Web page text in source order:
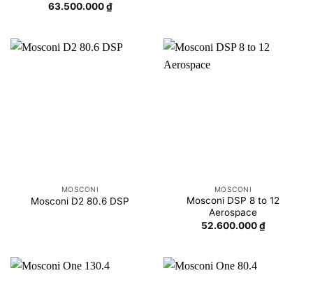
63.500.000₫
MOSCONI
Mosconi D2 80.6 DSP
MOSCONI
Mosconi DSP 8 to 12
Aerospace
52.600.000₫